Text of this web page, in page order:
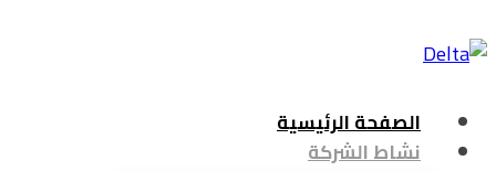
الصفحة الرئيسية
نشاط الشركة